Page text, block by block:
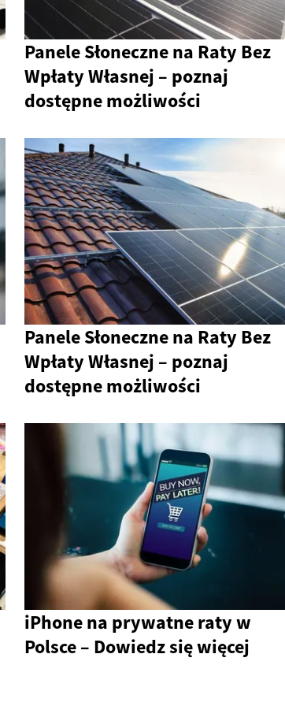
Panele Słoneczne na Raty Bez
Wpłaty Własnej – poznaj
dostępne możliwości
Panele Słoneczne na Raty Bez
Wpłaty Własnej – poznaj
dostępne możliwości
iPhone na prywatne raty w
Polsce – Dowiedz się więcej